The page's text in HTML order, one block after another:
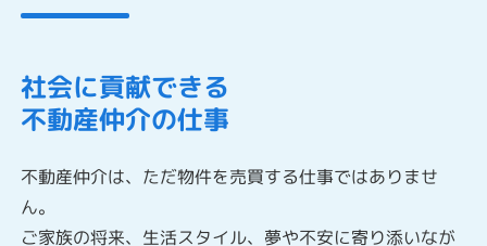
社会に貢献できる
不動産仲介の仕事
不動産仲介は、ただ物件を売買する仕事ではありませ
ん。
ご家族の将来、生活スタイル、夢や不安に寄り添いなが